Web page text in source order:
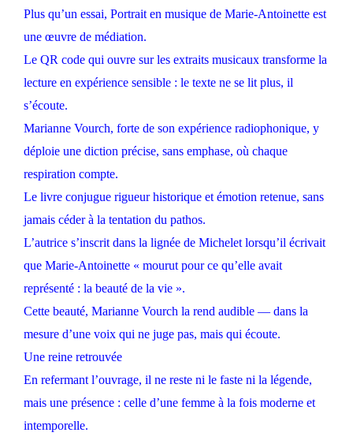
Plus qu’un essai, Portrait en musique de Marie-Antoinette est
une œuvre de médiation.
Le QR code qui ouvre sur les extraits musicaux transforme la
lecture en expérience sensible : le texte ne se lit plus, il
s’écoute.
Marianne Vourch, forte de son expérience radiophonique, y
déploie une diction précise, sans emphase, où chaque
respiration compte.
Le livre conjugue rigueur historique et émotion retenue, sans
jamais céder à la tentation du pathos.
L’autrice s’inscrit dans la lignée de Michelet lorsqu’il écrivait
que Marie-Antoinette « mourut pour ce qu’elle avait
représenté : la beauté de la vie ».
Cette beauté, Marianne Vourch la rend audible — dans la
mesure d’une voix qui ne juge pas, mais qui écoute.
Une reine retrouvée
En refermant l’ouvrage, il ne reste ni le faste ni la légende,
mais une présence : celle d’une femme à la fois moderne et
intemporelle.